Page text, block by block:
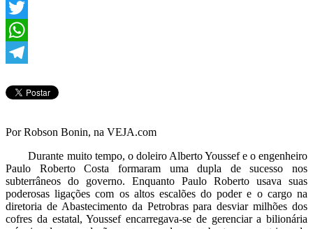
Facebook
Twitter
WhatsApp
Por Robson Bonin, na VEJA.com
Durante muito tempo, o doleiro Alberto Youssef e o engenheiro
Paulo Roberto Costa formaram uma dupla de sucesso nos
subterrâneos do governo. Enquanto Paulo Roberto usava suas
poderosas ligações com os altos escalões do poder e o cargo na
diretoria de Abastecimento da Petrobras para desviar milhões dos
cofres da estatal, Youssef encarregava-se de gerenciar a bilionária